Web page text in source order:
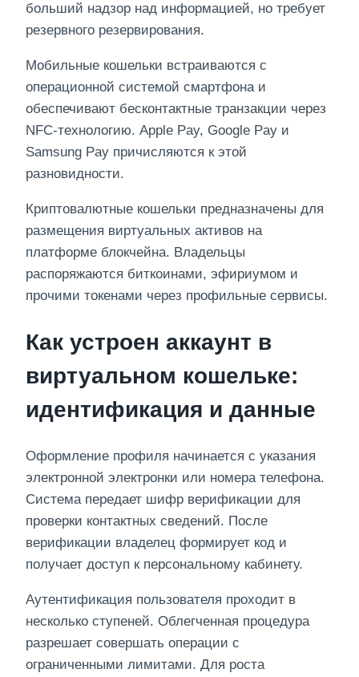
больший надзор над информацией, но требует
резервного резервирования.
Мобильные кошельки встраиваются с
операционной системой смартфона и
обеспечивают бесконтактные транзакции через
NFC-технологию. Apple Pay, Google Pay и
Samsung Pay причисляются к этой
разновидности.
Криптовалютные кошельки предназначены для
размещения виртуальных активов на
платформе блокчейна. Владельцы
распоряжаются биткоинами, эфириумом и
прочими токенами через профильные сервисы.
Как устроен аккаунт в
виртуальном кошельке:
идентификация и данные
Оформление профиля начинается с указания
электронной электронки или номера телефона.
Система передает шифр верификации для
проверки контактных сведений. После
верификации владелец формирует код и
получает доступ к персональному кабинету.
Аутентификация пользователя проходит в
несколько ступеней. Облегченная процедура
разрешает совершать операции с
ограниченными лимитами. Для роста